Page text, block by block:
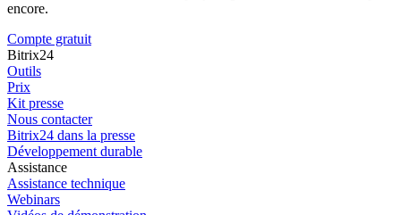
encore.
Compte gratuit
Bitrix24
Outils
Prix
Kit presse
Nous contacter
Bitrix24 dans la presse
Développement durable
Assistance
Assistance technique
Webinars